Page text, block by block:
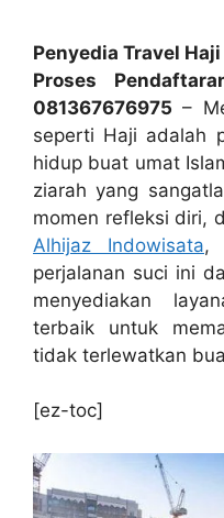
Penyedia Travel
Proses
081367676975 –
seperti Haji adalah
hidup buat umat
ziarah yang
momen refleksi diri,
Alhijaz Indowisata,
perjalanan suci ini
menyediakan
terbaik untuk
tidak terlewatkan
[ez-toc]